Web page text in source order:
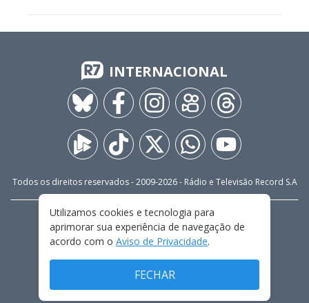
INTERNACIONAL
Todos os direitos reservados - 2009-2026- Rádio e Televisão Record S.A
FALE CONOSCO
PRIVACIDADE
TERMOS E CONDIÇÕES DE USO
Utilizamos cookies e tecnologia para
aprimorar sua experiência de navegação de
acordo com o Aviso de Privacidade.
FECHAR